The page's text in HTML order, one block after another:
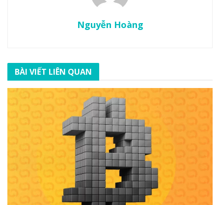
Nguyễn Hoàng
BÀI VIẾT LIÊN QUAN